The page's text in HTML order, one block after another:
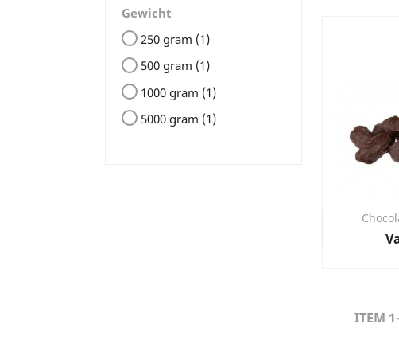
Gewicht
250 gram (1)
500 gram (1)
1000 gram (1)
5000 gram (1)

ITEM